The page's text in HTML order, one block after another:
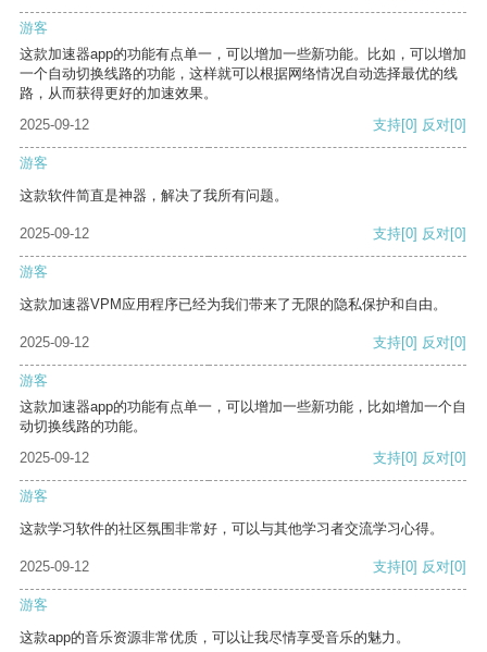
游客
这款加速器app的功能有点单一，可以增加一些新功能。比如，可以增加
一个自动切换线路的功能，这样就可以根据网络情况自动选择最优的线
路，从而获得更好的加速效果。
2025-09-12
支持[0] 反对[0]
游客
这款软件简直是神器，解决了我所有问题。
2025-09-12 支持[0] 反对[0]
游客
这款加速器VPM应用程序已经为我们带来了无限的隐私保护和自由。
2025-09-12 支持[0] 反对[0]
游客
这款加速器app的功能有点单一，可以增加一些新功能，比如增加一个自
动切换线路的功能。
2025-09-12
支持[0] 反对[0]
游客
这款学习软件的社区氛围非常好，可以与其他学习者交流学习心得。
2025-09-12 支持[0] 反对[0]
游客
这款app的音乐资源非常优质，可以让我尽情享受音乐的魅力。